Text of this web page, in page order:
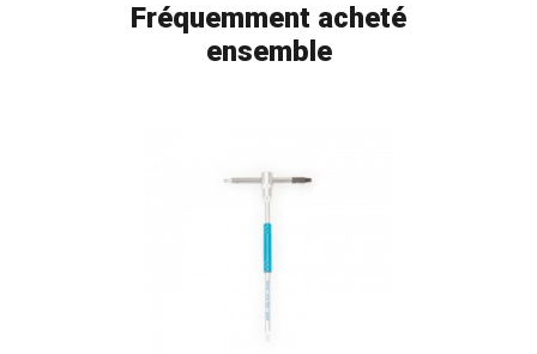
Fréquemment acheté
ensemble